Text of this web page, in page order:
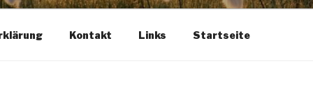
Kontakt Links Startseite